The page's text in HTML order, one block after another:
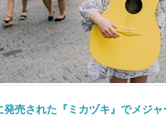
売された『ミカヅキ』でメジ